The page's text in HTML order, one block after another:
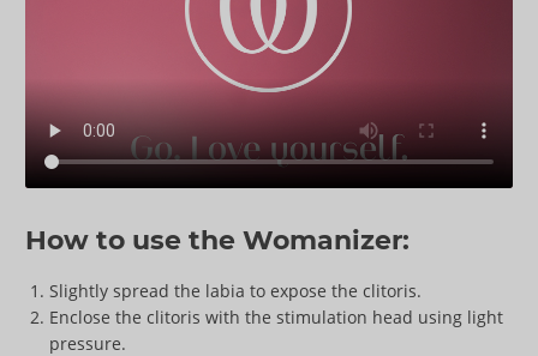
How to use the Womanizer:
Slightly spread the labia to expose the clitoris.
Enclose the clitoris with the stimulation head using light
pressure.